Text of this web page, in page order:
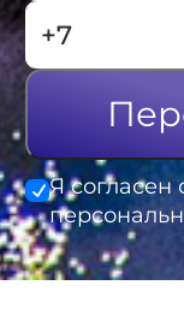
Я согласен